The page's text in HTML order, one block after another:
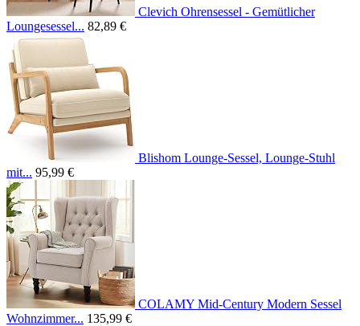
Clevich Ohrensessel - Gemütlicher
Loungesessel... 82,89 €
Blishom Lounge-Sessel, Lounge-Stuhl
mit... 95,99 €
COLAMY Mid-Century Modern Sessel
Wohnzimmer... 135,99 €